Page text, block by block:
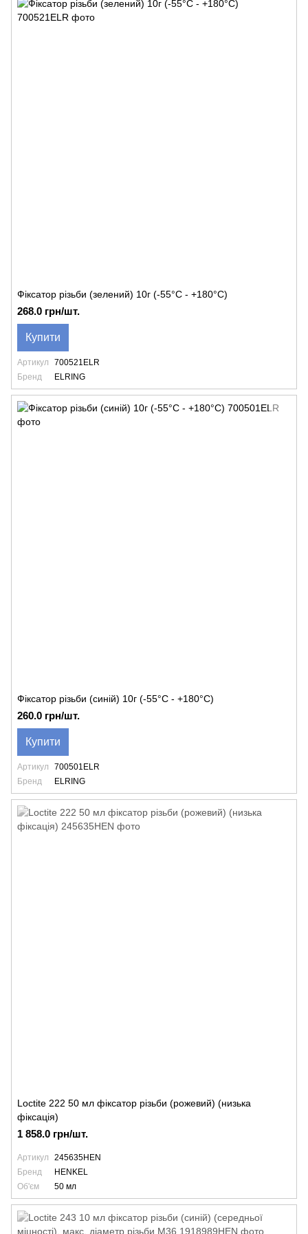
Фіксатор різьби (зелений) 10г (-55°C - +180°C)
268.0 грн/шт.
Купити
Артикул
700521ELR
Бренд
ELRING
Фіксатор різьби (синій) 10г (-55°C - +180°C)
260.0 грн/шт.
Купити
Артикул
700501ELR
Бренд
ELRING
Loctite 222 50 мл фіксатор різьби (рожевий) (низька
фіксація)
1 858.0 грн/шт.
Артикул
245635HEN
Бренд
HENKEL
Об'єм
50 мл